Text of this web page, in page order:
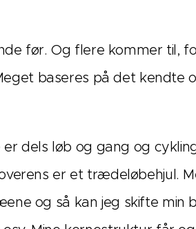
før. Og flere kommer til,
baseres på det kendte
dels løb og gang og
er et trædeløbehjul.
og så kan jeg skifte min